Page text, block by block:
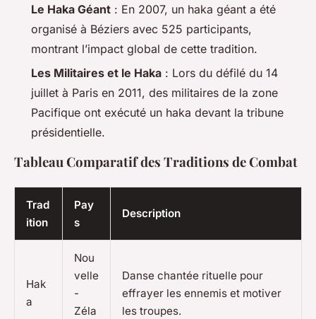
Le Haka Géant : En 2007, un haka géant a été
organisé à Béziers avec 525 participants,
montrant l’impact global de cette tradition.
Les Militaires et le Haka : Lors du défilé du 14
juillet à Paris en 2011, des militaires de la zone
Pacifique ont exécuté un haka devant la tribune
présidentielle.
Tableau Comparatif des Traditions de Combat
Trad
ition
Pay
s
Description
Hak
a
Nou
velle
-
Zéla
Danse chantée rituelle pour
effrayer les ennemis et motiver
les troupes.